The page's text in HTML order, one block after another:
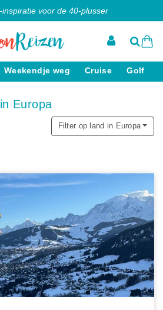
voor de 40-plusser
Weekendje weg Cruise Golf
Europa
Filter op land in Europa